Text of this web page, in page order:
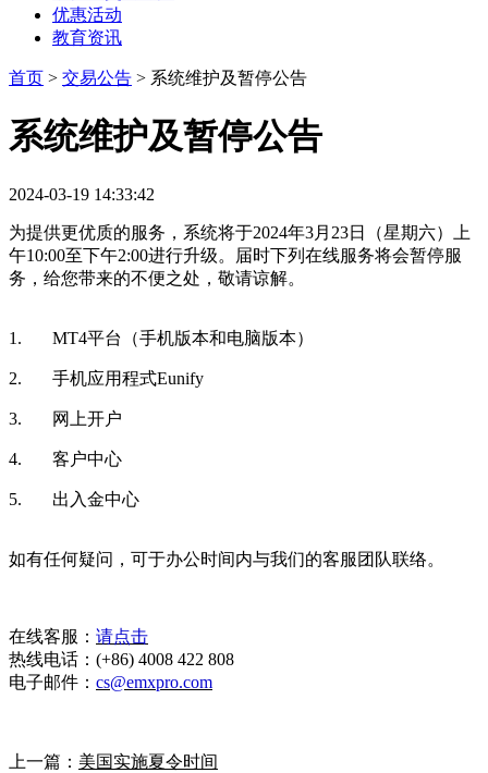
优惠活动
教育资讯
首页 > 交易公告 > 系统维护及暂停公告
系统维护及暂停公告
2024-03-19 14:33:42
为提供更优质的服务，系统将于2024年3月23日（星期六）上
午10:00至下午2:00进行升级。届时下列在线服务将会暂停服
务，给您带来的不便之处，敬请谅解。
1. MT4平台（手机版本和电脑版本）
2. 手机应用程式Eunify
3. 网上开户
4. 客户中心
5. 出入金中心
如有任何疑问，可于办公时间内与我们的客服团队联络。
在线客服： 请点击
热线电话：(+86) 4008 422 808
电子邮件： cs@emxpro.com
上一篇： 美国实施夏令时间